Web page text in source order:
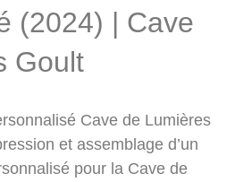
(2024) | Cave
Goult
Cave de Lumières
et assemblage d’un
pour la Cave de